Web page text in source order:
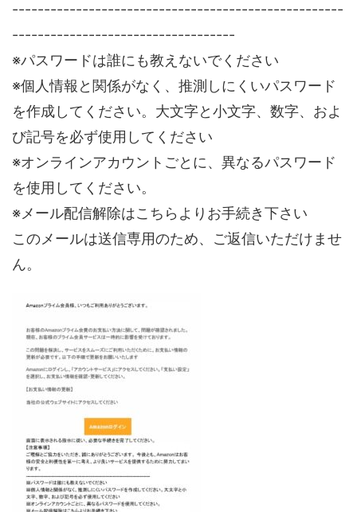
----------------------------------------------------
-----------------------------------
※パスワードは誰にも教えないでください
※個人情報と関係がなく、推測しにくいパスワード
を作成してください。大文字と小文字、数字、およ
び記号を必ず使用してください
※オンラインアカウントごとに、異なるパスワード
を使用してください。
※メール配信解除はこちらよりお手続き下さい
このメールは送信専用のため、ご返信いただけませ
ん。